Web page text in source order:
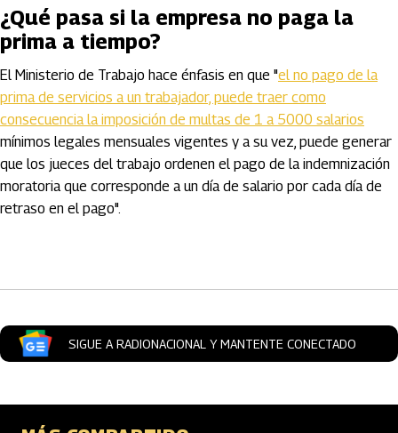
¿Qué pasa si la empresa no paga la
prima a tiempo?
El Ministerio de Trabajo hace énfasis en que "el no pago de la
prima de servicios a un trabajador, puede traer como
consecuencia la imposición de multas de 1 a 5000 salarios
mínimos legales mensuales vigentes y a su vez, puede generar
que los jueces del trabajo ordenen el pago de la indemnización
moratoria que corresponde a un día de salario por cada día de
retraso en el pago".
SIGUE A RADIONACIONAL Y MANTENTE CONECTADO